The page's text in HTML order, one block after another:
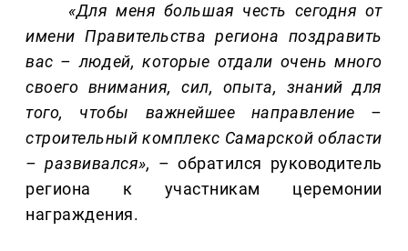
«Для меня большая честь сегодня от
имени Правительства региона поздравить
вас – людей, которые отдали очень много
своего внимания, сил, опыта, знаний для
того, чтобы важнейшее направление –
строительный комплекс Самарской области
– развивался», – обратился руководитель
региона к участникам церемонии
награждения.